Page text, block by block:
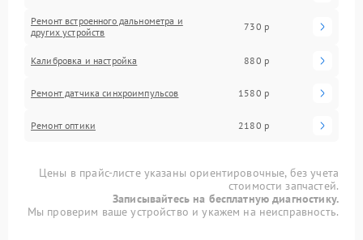
Ремонт встроенного дальнометра и
других устройств
730 р
Калибровка и настройка 880 р
Ремонт датчика синхроимпульсов 1580 р
Ремонт оптики 2180 р
Цены в прайс-листе указаны ориентировочные, без учета
стоимости запчастей.
Записывайтесь на бесплатную диагностику.
Мы проверим ваше устройство и укажем на неисправность.